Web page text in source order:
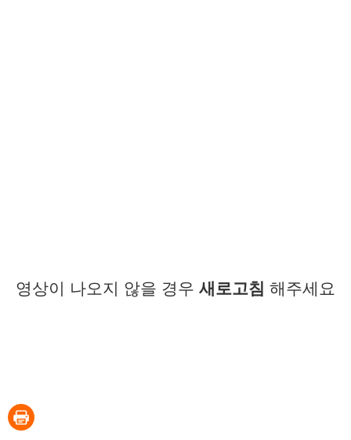
영상이 나오지 않을 경우 새로고침 해주세요